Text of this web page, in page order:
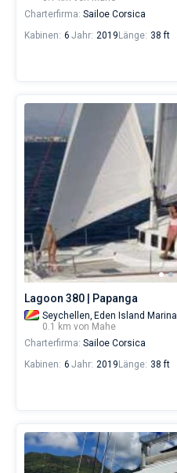
Charterfirma: Sailoe Corsica
Kabinen: 6 Jahr: 2019 Länge: 38 ft
Lagoon 380 | Papanga
Seychellen, Eden Island Marina
0.1 km von Mahe
Charterfirma: Sailoe Corsica
Kabinen: 6 Jahr: 2019 Länge: 38 ft